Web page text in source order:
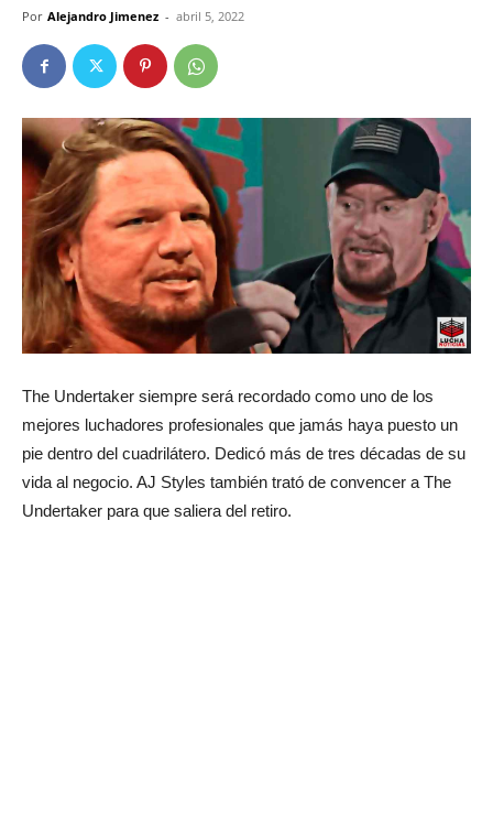
Por Alejandro Jimenez - abril 5, 2022
The Undertaker siempre será recordado como uno de los
mejores luchadores profesionales que jamás haya puesto un
pie dentro del cuadrilátero. Dedicó más de tres décadas de su
vida al negocio. AJ Styles también trató de convencer a The
Undertaker para que saliera del retiro.